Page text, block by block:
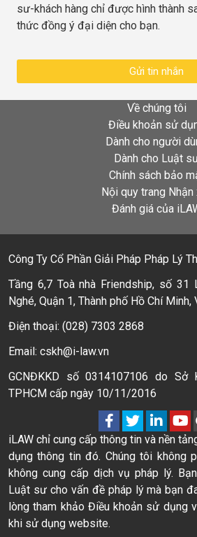
sư-khách hàng chỉ được hình thành
thức đồng ý đại diện cho bạn.
Gửi tin nhắn
Về chúng tôi
Điều khoản sử
Dành cho người
Dành cho Luật
Chính sách bảo
Nội quy trang Nhận
Đánh giá của
Công Ty Cổ Phần Giải Pháp Pháp Lý
Tầng 6,7 Toà nhà Friendship, số 31
Nghé, Quận 1, Thành phố Hồ Chí Minh,
Điện thoại: (028) 7303 2868
Email: cskh@i-law.vn
GCNĐKKD số 0314107106 do
TPHCM cấp ngày 10/11/2016
iLAW chỉ cung cấp thông tin và nền
dụng thông tin đó. Chúng tôi không
không cung cấp dịch vụ pháp lý.
Luật sư cho vấn đề pháp lý mà bạn
lòng tham khảo Điều khoản sử dụng
khi sử dụng website.